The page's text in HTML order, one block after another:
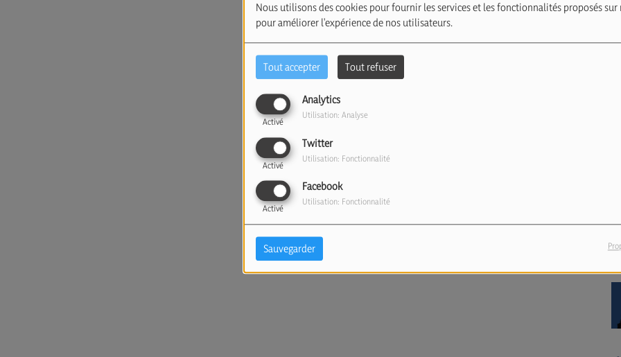
Nous utilisons des cookies pour fournir les services et les fonctionnalités proposés
pour améliorer l'expérience de nos utilisateurs.
Tout accepter Tout refuser
Analytics
Activé
Utilisation: Analyse
Twitter
Activé
Utilisation: Fonctionnalité
Facebook
Activé
Utilisation: Fonctionnalité
Sauvegarder